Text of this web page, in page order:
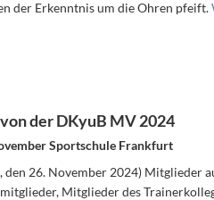
der Erkenntnis um die Ohren pfeift.
der DKyuB MV 2024
Sportschule Frankfurt
den 26. November 2024) Mitglieder
Mitglieder des